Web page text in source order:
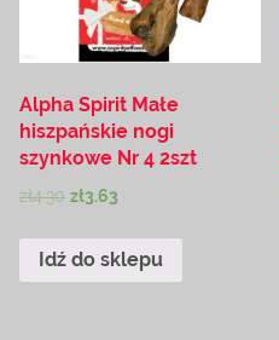
Alpha Spirit Małe
hiszpańskie nogi
szynkowe Nr 4 2szt
zł4.30 zł3.63
Idź do sklepu